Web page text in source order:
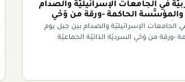
في الجامعات الإسرائيليّة والصدام
والمؤسَّسة الحاكمة -ورقة من وَحْي
في الجامعات الإسرائيليّة والصدام بين جيل يوم
-ورقة من وَحْي السرديّة الذاتيّة الجماعيّة